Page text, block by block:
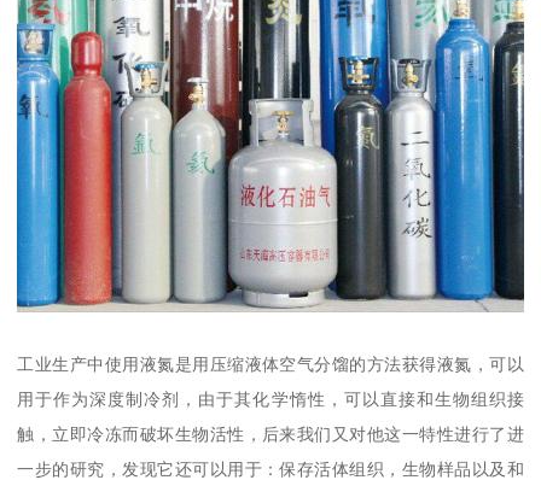
工业生产中使用液氮是用压缩液体空气分馏的方法获得液氮，可以
用于作为深度制冷剂，由于其化学惰性，可以直接和生物组织接
触，立即冷冻而破坏生物活性，后来我们又对他这一特性进行了进
一步的研究，发现它还可以用于：保存活体组织，生物样品以及和